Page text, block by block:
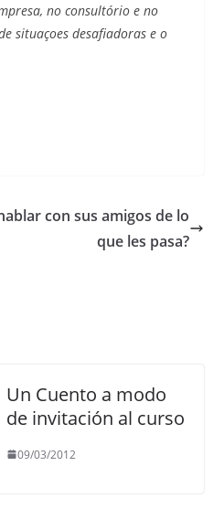
no consultório e no
situaçoes desafiadoras e o
con sus amigos de lo
que les pasa?
Un Cuento a modo
de invitación al curso
09/03/2012